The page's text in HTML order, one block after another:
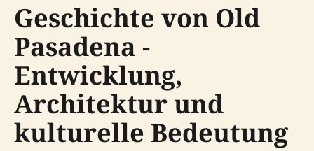
Geschichte von Old
Pasadena -
Entwicklung,
Architektur und
kulturelle Bedeutung